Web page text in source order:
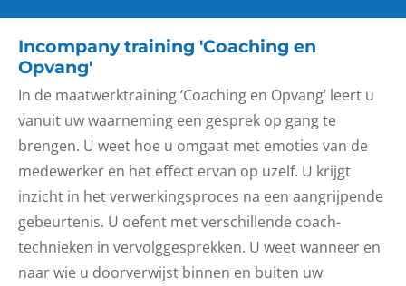
Incompany training 'Coaching en
Opvang'
In de maatwerktraining ‘Coaching en Opvang’ leert u
vanuit uw waarneming een gesprek op gang te
brengen. U weet hoe u omgaat met emoties van de
medewerker en het effect ervan op uzelf. U krijgt
inzicht in het verwerkingsproces na een aangrijpende
gebeurtenis. U oefent met verschillende coach-
technieken in vervolggesprekken. U weet wanneer en
naar wie u doorverwijst binnen en buiten uw